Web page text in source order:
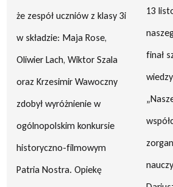
że zespół uczniów z klasy 3i
w składzie: Maja Rose,
Oliwier Lach, Wiktor Szala
oraz Krzesimir Wawoczny
zdobył wyróżnienie w
ogólnopolskim konkursie
historyczno-filmowym
Patria Nostra. Opiekę
13
finał